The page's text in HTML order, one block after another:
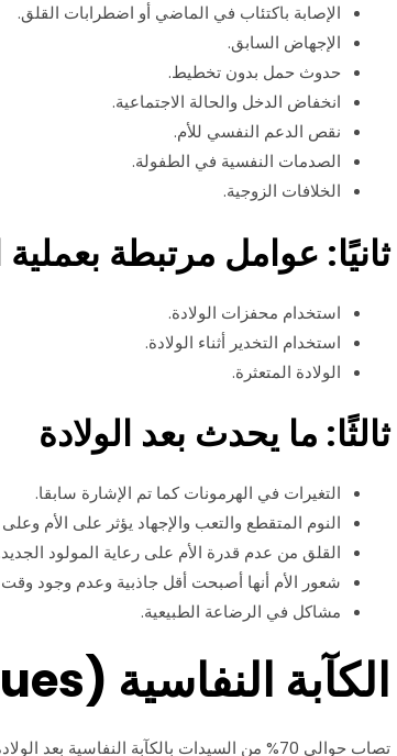
الإصابة باكتئاب في الماضي أو اضطرابات القلق.
الإجهاض السابق.
حدوث حمل بدون تخطيط.
انخفاض الدخل والحالة الاجتماعية.
نقص الدعم النفسي للأم.
الصدمات النفسية في الطفولة.
الخلافات الزوجية.
ثانيًا: عوامل مرتبطة بعملية
استخدام محفزات الولادة.
استخدام التخدير أثناء الولادة.
الولادة المتعثرة.
ثالثًا: ما يحدث بعد الولادة
التغيرات في الهرمونات كما تم الإشارة سابقا.
النوم المتقطع والتعب والإجهاد يؤثر على الأم
القلق من عدم قدرة الأم على رعاية المولود
شعور الأم أنها أصبحت أقل جاذبية وعدم وجود
مشاكل في الرضاعة الطبيعية.
الكآبة النفاسية (Baby Blues)
تصاب حوالي 70% من السيدات بالكآبة